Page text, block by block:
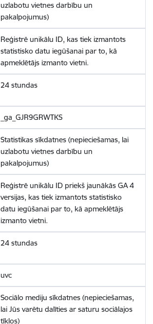
uzlabotu vietnes darbību un
pakalpojumus)
Reģistrē unikālu ID, kas tiek izmantots
statistisko datu iegūšanai par to, kā
apmeklētājs izmanto vietni.
24 stundas
_ga_GJR9GRWTKS
Statistikas sīkdatnes (nepieciešamas, lai
uzlabotu vietnes darbību un
pakalpojumus)
Reģistrē unikālu ID priekš jaunākās GA 4
versijas, kas tiek izmantots statistisko
datu iegūšanai par to, kā apmeklētājs
izmanto vietni.
24 stundas
uvc
Sociālo mediju sīkdatnes (nepieciešamas,
lai Jūs varētu dalīties ar saturu sociālajos
tīklos)